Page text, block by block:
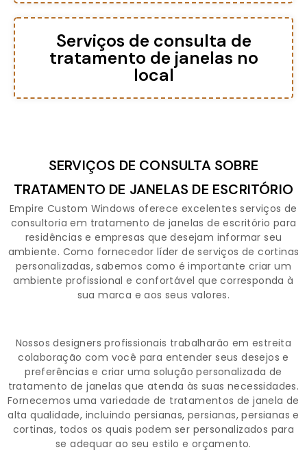
Serviços de consulta de
tratamento de janelas no
local
SERVIÇOS DE CONSULTA SOBRE
TRATAMENTO DE JANELAS DE ESCRITÓRIO
Empire Custom Windows oferece excelentes serviços de
consultoria em tratamento de janelas de escritório para
residências e empresas que desejam informar seu
ambiente. Como fornecedor líder de serviços de cortinas
personalizadas, sabemos como é importante criar um
ambiente profissional e confortável que corresponda à
sua marca e aos seus valores.
Nossos designers profissionais trabalharão em estreita
colaboração com você para entender seus desejos e
preferências e criar uma solução personalizada de
tratamento de janelas que atenda às suas necessidades.
Fornecemos uma variedade de tratamentos de janela de
alta qualidade, incluindo persianas, persianas, persianas e
cortinas, todos os quais podem ser personalizados para
se adequar ao seu estilo e orçamento.